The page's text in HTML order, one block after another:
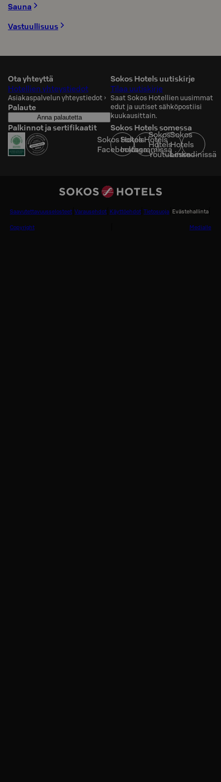
Sauna
Vastuullisuus
Ota yhteyttä
Hotellien yhteystiedot
Asiakaspalvelun yhteystiedot ›
Palaute
Anna palautetta
Sokos Hotels uutiskirje
Tilaa uutiskirje
Saat Sokos Hotellien uusimmat
edut ja uutiset sähköpostiisi
kuukausittain.
Palkinnot ja sertifikaatit
Sokos Hotels somessa
Sokos Hotels
Facebookissa
Sokos Hotels
Instagramissa
Sokos
Hotels
Youtubessa
Sokos
Hotels
Linkedinissä
Saavutettavuusselosteet Varausehdot Käyttöehdot Tietosuoja Evästehallinta
Copyright Medialle